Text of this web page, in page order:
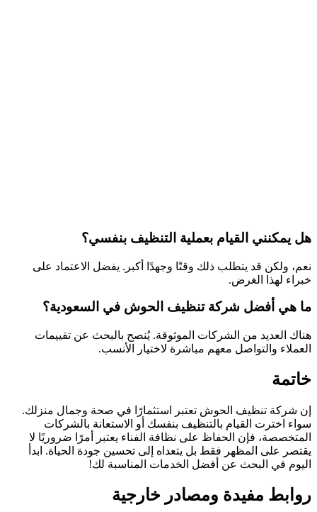
هل يمكنني القيام بعملية التنظيف بنفسي؟
نعم، ولكن قد يتطلب ذلك وقتًا وجهدًا أكبر. يفضل الاعتماد على
خبراء لهذا الغرض.
ما هي أفضل شركة تنظيف الحوش في السعودية؟
هناك العديد من الشركات الموثوقة. يُنصح بالبحث عن تقييمات
العملاء والتواصل معهم مباشرة لاختيار الأنسب.
خاتمة
إن شركة تنظيف الحوش تعتبر استثمارًا في صحة وجمال منزلك.
سواء اخترت القيام بالتنظيف بنفسك أو الاستعانة بالشركات
المتخصصة، فإن الحفاظ على نظافة الفناء يعتبر أمرًا ضروريًا لا
يقتصر على المظهر فقط بل يتعداه إلى تحسين جودة الحياة. ابدأ
اليوم في البحث عن أفضل الخدمات المناسبة لك!
روابط مفيدة ومصادر خارجية